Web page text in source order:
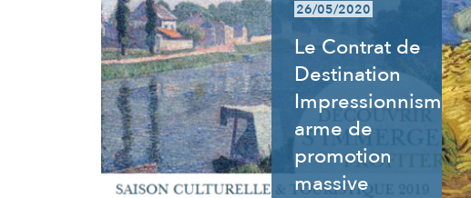
26/05/2020
Le Contrat de
Destination
Impressionnisme,
arme de
promotion
massive